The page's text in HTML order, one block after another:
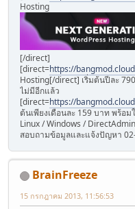
Hosting
[/direct]
[direct=https://
Hosting[/direct] เริ่มต้นปีละ
ไม่มีอีกแล้ว
[direct=https://
ต้นเพียงเดือนละ 159 บาท พร้อ
Linux / Windows / DirectAdmin
สอบถามข้อมูลและแจ้งปัญหา
BrainFreeze
15 กรกฎาคม 2013, 11:56:53